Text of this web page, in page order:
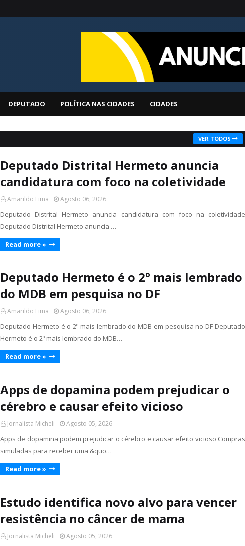
DEPUTADO POLÍTICA NAS CIDADES CIDADES
VER TODOS
Deputado Distrital Hermeto anuncia
candidatura com foco na coletividade
Amarildo Lima Agosto 06, 2026
Deputado Distrital Hermeto anuncia candidatura com foco na coletividade
Deputado Distrital Hermeto anuncia …
Read more »
Deputado Hermeto é o 2º mais lembrado
do MDB em pesquisa no DF
Amarildo Lima Agosto 06, 2026
Deputado Hermeto é o 2º mais lembrado do MDB em pesquisa no DF Deputado
Hermeto é o 2º mais lembrado do MDB…
Read more »
Apps de dopamina podem prejudicar o
cérebro e causar efeito vicioso
Jornalista Micheli Agosto 05, 2026
Apps de dopamina podem prejudicar o cérebro e causar efeito vicioso Compras
simuladas para receber uma &quo…
Read more »
Estudo identifica novo alvo para vencer
resistência no câncer de mama
Jornalista Micheli Agosto 05, 2026